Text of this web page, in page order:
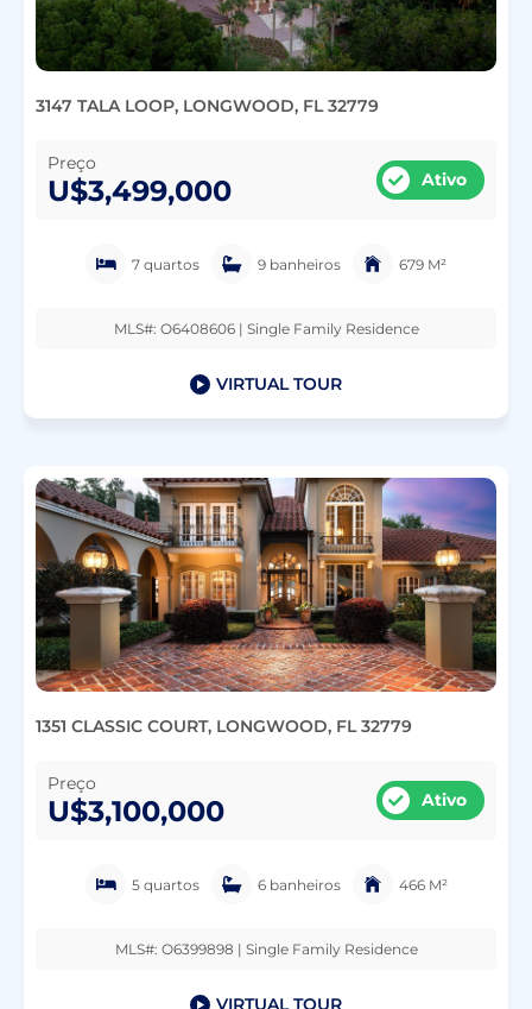
3147 TALA LOOP, LONGWOOD, FL 32779
Preço
U$3,499,000 Ativo
7 quartos 9 banheiros 679 M²
MLS#: O6408606 | Single Family Residence
VIRTUAL TOUR
1351 CLASSIC COURT, LONGWOOD, FL 32779
Preço
U$3,100,000 Ativo
5 quartos 6 banheiros 466 M²
MLS#: O6399898 | Single Family Residence
VIRTUAL TOUR